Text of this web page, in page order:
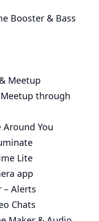
Booster & Bass
Meetup
through
Around You
Lite
app
– Alerts
Chats